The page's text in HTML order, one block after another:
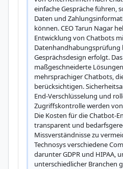
einfache Gespräche führen,
Daten und
können. CEO Tarun Nagar
Entwicklung von Chatbots
Datenhandhabungsprüfung
Gesprächsdesign erfolgt.
maßgeschneiderte
mehrsprachiger Chatbots,
berücksichtigen.
End-Verschlüsselung und
Zugriffskontrolle werden
Die Kosten für die Chatbot-
transparent und
Missverständnisse zu
Technosys verschiedene
darunter GDPR und HIPAA,
unterschiedlicher Branchen